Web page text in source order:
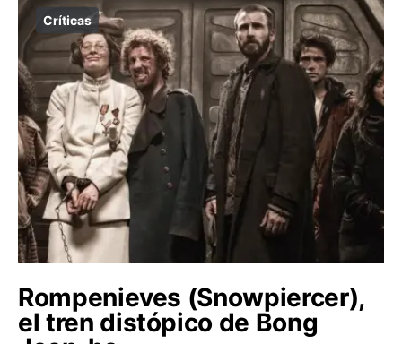
Críticas
Rompenieves (Snowpiercer),
el tren distópico de Bong